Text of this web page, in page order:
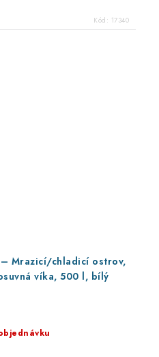
Kód: 17340
– Mrazicí/chladicí ostrov,
víka, 500 l, bílý